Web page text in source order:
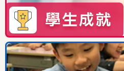
06/07/2026
AI圍棋及象棋體驗活動
03/07/2026